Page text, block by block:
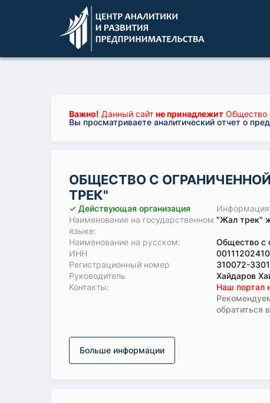
Важно! Данный сайт не принадлежит Общество
Вы просматриваете аналитический отчет о
ОБЩЕСТВО С
ТРЕК"
✓ Действующая организация
Информация
Наименование на государственном
языке:
"Жал трек"
Наименование на русском:
Общество с
ИНН
Регистрационный номер
310072-
Руководитель
Хайдаров
Koнтaкты:
Наш портал
обратиться
Больше информации